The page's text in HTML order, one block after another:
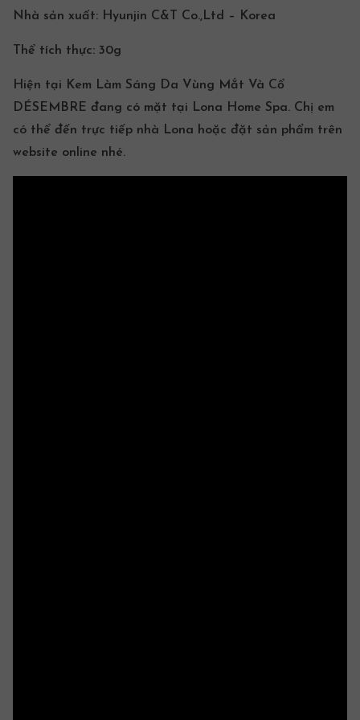
Nhà sản xuất: Hyunjin C&T Co.,Ltd – Korea
Thể tích thực: 30g
Hiện tại Kem Làm Sáng Da Vùng Mắt Và Cổ
DÉSEMBRE đang có mặt tại
Lona Home Spa. Chị em
có thể đến trực tiếp nhà Lona hoặc đặt sản phẩm trên
website online nhé.